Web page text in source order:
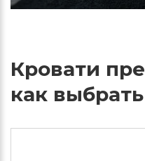
Кровати
как